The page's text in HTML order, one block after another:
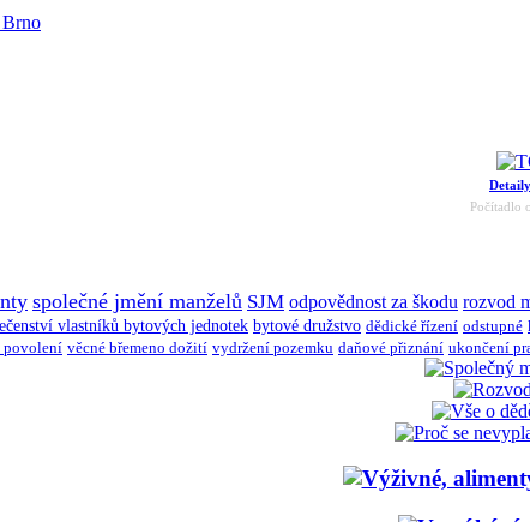
Počítadlo
společné jmění manželů SJM odpovědnost za škodu rozvod
vlastníků bytových jednotek bytové družstvo dědické řízení odstupné
povolení věcné břemeno dožití vydržení pozemku daňové přiznání ukončení